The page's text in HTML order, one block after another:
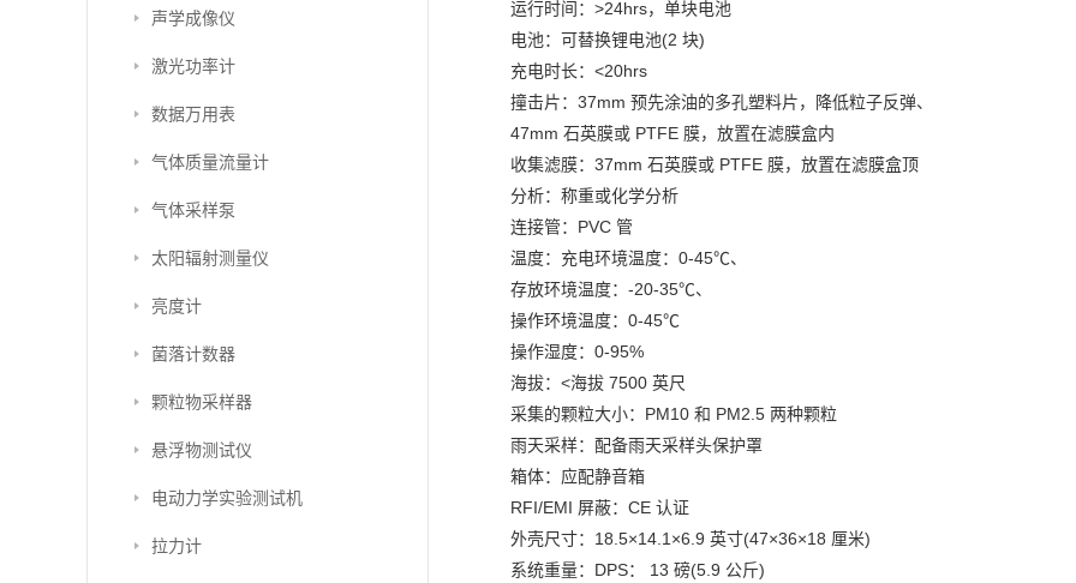
声学成像仪
激光功率计
数据万用表
气体质量流量计
气体采样泵
太阳辐射测量仪
亮度计
菌落计数器
颗粒物采样器
悬浮物测试仪
电动力学实验测试机
拉力计
运行时间：>24hrs，单块电池
电池：可替换锂电池(2 块)
充电时长：<20hrs
撞击片：37mm 预先涂油的多孔塑料片，降低粒子反弹、
47mm 石英膜或 PTFE 膜，放置在滤膜盒内
收集滤膜：37mm 石英膜或 PTFE 膜，放置在滤膜盒顶
分析：称重或化学分析
连接管：PVC 管
温度：充电环境温度：0-45℃、
存放环境温度：-20-35℃、
操作环境温度：0-45℃
操作湿度：0-95%
海拔：<海拔 7500 英尺
采集的颗粒大小：PM10 和 PM2.5 两种颗粒
雨天采样：配备雨天采样头保护罩
箱体：应配静音箱
RFI/EMI 屏蔽：CE 认证
外壳尺寸：18.5×14.1×6.9 英寸(47×36×18 厘米)
系统重量：DPS： 13 磅(5.9 公斤)